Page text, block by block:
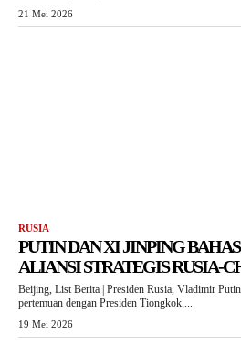
21 Mei 2026
RUSIA
PUTIN DAN XI JINPING
ALIANSI STRATEGIS RUSIA-
Beijing, List Berita | Presiden Rusia, Vladimir
pertemuan dengan Presiden Tiongkok,...
19 Mei 2026